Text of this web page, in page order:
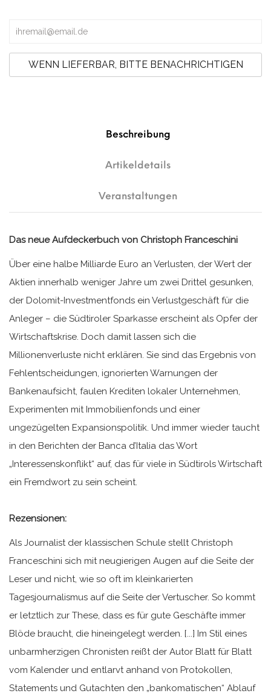
WENN LIEFERBAR, BITTE BENACHRICHTIGEN
Beschreibung
Artikeldetails
Veranstaltungen
Das neue Aufdeckerbuch von Christoph Franceschini
Über eine halbe Milliarde Euro an Verlusten, der Wert der
Aktien innerhalb weniger Jahre um zwei Drittel gesunken,
der Dolomit-Investmentfonds ein Verlustgeschäft für die
Anleger – die Südtiroler Sparkasse erscheint als Opfer der
Wirtschaftskrise. Doch damit lassen sich die
Millionenverluste nicht erklären. Sie sind das Ergebnis von
Fehlentscheidungen, ignorierten Warnungen der
Bankenaufsicht, faulen Krediten lokaler Unternehmen,
Experimenten mit Immobilienfonds und einer
ungezügelten Expansionspolitik. Und immer wieder taucht
in den Berichten der Banca d’Italia das Wort
„Interessenskonflikt“ auf, das für viele in Südtirols Wirtschaft
ein Fremdwort zu sein scheint.
Rezensionen:
Als Journalist der klassischen Schule stellt Christoph
Franceschini sich mit neugierigen Augen auf die Seite der
Leser und nicht, wie so oft im kleinkarierten
Tagesjournalismus auf die Seite der Vertuscher. So kommt
er letztlich zur These, dass es für gute Geschäfte immer
Blöde braucht, die hineingelegt werden. [...] Im Stil eines
unbarmherzigen Chronisten reißt der Autor Blatt für Blatt
vom Kalender und entlarvt anhand von Protokollen,
Statements und Gutachten den „bankomatischen“ Ablauf